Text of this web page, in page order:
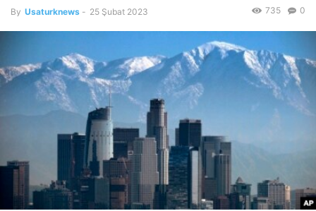
By Usaturknews - 25 Şubat 2023 0
735